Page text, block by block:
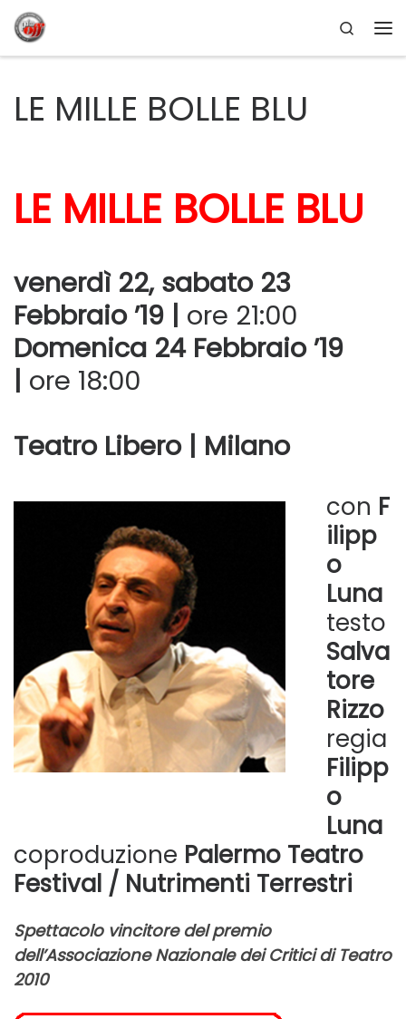
Passa al contenuto
Search
LE MILLE BOLLE BLU
LE MILLE BOLLE BLU
venerdì 22, sabato 23
Febbraio ’19 | ore 21:00
Domenica 24 Febbraio ’19
ore 18:00
Teatro Libero | Milano
con F
ilipp
o
Luna
testo
Salva
tore
Rizzo
regia
Filipp
o
Luna
coproduzione Palermo Teatro
Festival / Nutrimenti Terrestri
Spettacolo vincitore del premio
dell’Associazione Nazionale dei Critici di Teatro
2010